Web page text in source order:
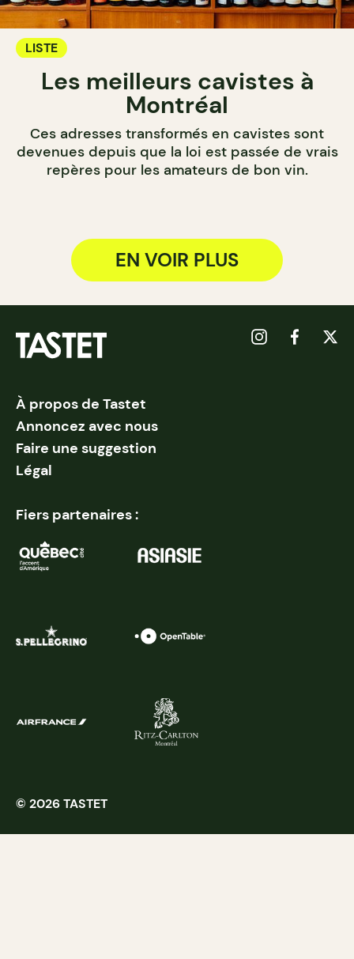
LISTE
Les meilleurs cavistes à
Montréal
Ces adresses transformés en cavistes sont
devenues depuis que la loi est passée de vrais
repères pour les amateurs de bon vin.
EN VOIR PLUS
À propos de Tastet
Annoncez avec nous
Faire une suggestion
Légal
Fiers partenaires :
© 2026 TASTET